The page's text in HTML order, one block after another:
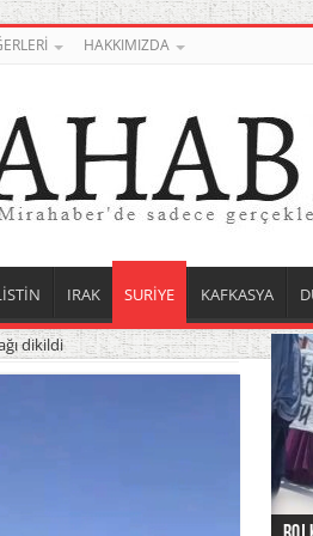
HAKKIMIZDA
IRAK SURİYE KAFKASYA
dikildi